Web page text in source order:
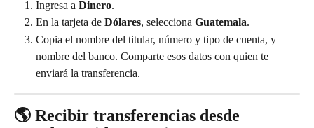
Ingresa a Dinero.
En la tarjeta de Dólares, selecciona Guatemala.
Copia el nombre del titular, número y tipo de cuenta, y
nombre del banco. Comparte esos datos con quien te
enviará la transferencia.
🌎 Recibir transferencias desde